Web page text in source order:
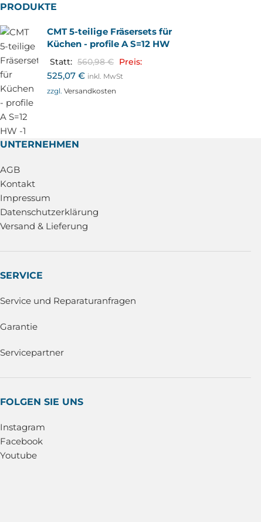
PRODUKTE
CMT 5-teilige Fräsersets für
Küchen - profile A S=12 HW
Statt: 560,98€ Preis:
525,07 € inkl. MwSt
zzgl. Versandkosten
UNTERNEHMEN
AGB
Kontakt
Impressum
Datenschutzerklärung
Versand & Lieferung
SERVICE
Service und Reparaturanfragen
Garantie
Servicepartner
FOLGEN SIE UNS
Instagram
Facebook
Youtube